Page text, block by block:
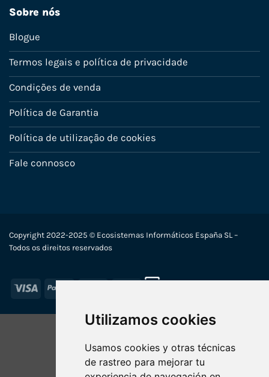
Utilizamos cookies
Usamos cookies y otras técnicas
de rastreo para mejorar tu
Sobre nós
Blogue
Termos legais e política de privacidade
Condições de venda
Política de Garantia
Política de utilização de cookies
Fale connosco
Copyright 2022-2025 © Ecosistemas Informáticos España SL –
Todos os direitos reservados
Visa